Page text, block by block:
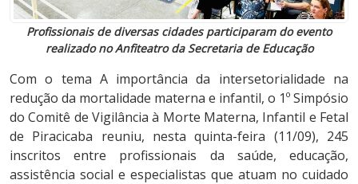
Profissionais de diversas cidades participaram do evento
realizado no Anfiteatro da Secretaria de Educação
Com o tema A importância da intersetorialidade na
redução da mortalidade materna e infantil, o 1º Simpósio
do Comitê de Vigilância à Morte Materna, Infantil e Fetal
de Piracicaba reuniu, nesta quinta-feira (11/09), 245
inscritos entre profissionais da saúde, educação,
assistência social e especialistas que atuam no cuidado